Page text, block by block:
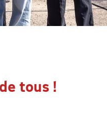
tous !